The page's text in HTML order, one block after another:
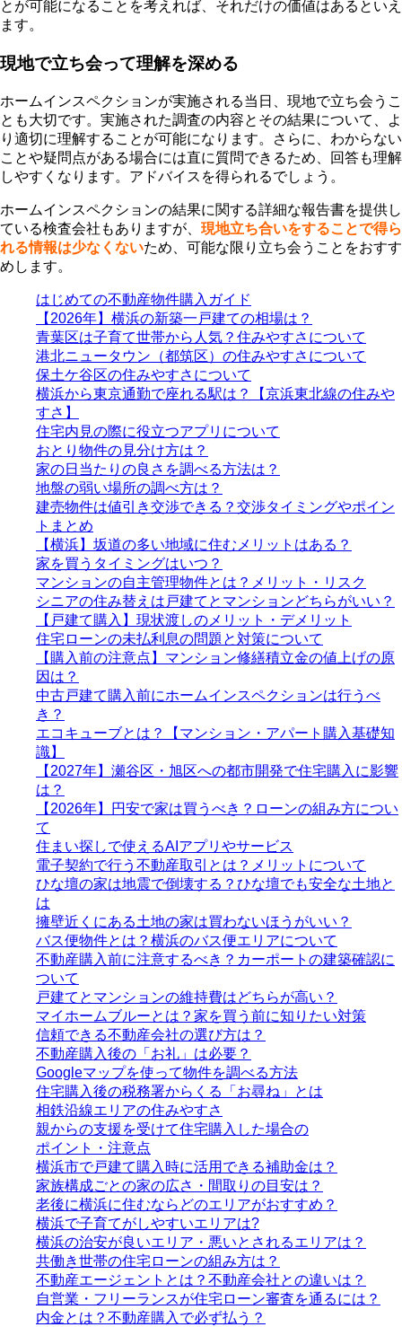
とが可能になることを考えれば、それだけの価値はあるといえ
ます。
現地で立ち会って理解を深める
ホームインスペクションが実施される当日、現地で立ち会うこ
とも大切です。実施された調査の内容とその結果について、よ
り適切に理解することが可能になります。さらに、わからない
ことや疑問点がある場合には直に質問できるため、回答も理解
しやすくなります。アドバイスを得られるでしょう。
ホームインスペクションの結果に関する詳細な報告書を提供し
ている検査会社もありますが、 現地立ち合いをすることで得ら
れる情報は少なくないため、可能な限り立ち会うことをおすす
めします。
はじめての不動産物件購入ガイド
【2026年】横浜の新築一戸建ての相場は？
青葉区は子育て世帯から人気？住みやすさについて
港北ニュータウン（都筑区）の住みやすさについて
保土ケ谷区の住みやすさについて
横浜から東京通勤で座れる駅は？【京浜東北線の住みや
すさ】
住宅内見の際に役立つアプリについて
おとり物件の見分け方は？
家の日当たりの良さを調べる方法は？
地盤の弱い場所の調べ方は？
建売物件は値引き交渉できる？交渉タイミングやポイン
トまとめ
【横浜】坂道の多い地域に住むメリットはある？
家を買うタイミングはいつ？
マンションの自主管理物件とは？メリット・リスク
シニアの住み替えは戸建てとマンションどちらがいい？
【戸建て購入】現状渡しのメリット・デメリット
住宅ローンの未払利息の問題と対策について
【購入前の注意点】マンション修繕積立金の値上げの原
因は？
中古戸建て購入前にホームインスペクションは行うべ
き？
エコキューブとは？【マンション・アパート購入基礎知
識】
【2027年】瀬谷区・旭区への都市開発で住宅購入に影響
は？
【2026年】円安で家は買うべき？ローンの組み方につい
て
住まい探しで使えるAIアプリやサービス
電子契約で行う不動産取引とは？メリットについて
ひな壇の家は地震で倒壊する？ひな壇でも安全な土地と
は
擁壁近くにある土地の家は買わないほうがいい？
バス便物件とは？横浜のバス便エリアについて
不動産購入前に注意するべき？カーポートの建築確認に
ついて
戸建てとマンションの維持費はどちらが高い？
マイホームブルーとは？家を買う前に知りたい対策
信頼できる不動産会社の選び方は？
不動産購入後の「お礼」は必要？
Googleマップを使って物件を調べる方法
住宅購入後の税務署からくる「お尋ね」とは
相鉄沿線エリアの住みやすさ
親からの支援を受けて住宅購入した場合の
ポイント・注意点
横浜市で戸建て購入時に活用できる補助金は？
家族構成ごとの家の広さ・間取りの目安は？
老後に横浜に住むならどのエリアがおすすめ？
横浜で子育てがしやすいエリアは?
横浜の治安が良いエリア・悪いとされるエリアは？
共働き世帯の住宅ローンの組み方は？
不動産エージェントとは？不動産会社との違いは？
自営業・フリーランスが住宅ローン審査を通るには？
内金とは？不動産購入で必ず払う？